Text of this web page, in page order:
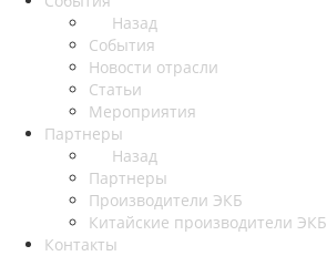
Назад
События
Новости отрасли
Статьи
Мероприятия
Партнеры
Назад
Партнеры
Производители ЭКБ
Китайские производители ЭКБ
Контакты